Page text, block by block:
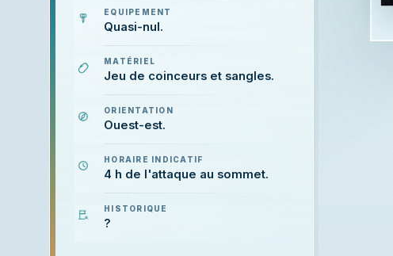
EQUIPEMENT
Quasi-nul.
MATÉRIEL
Jeu de coinceurs et sangles.
ORIENTATION
Ouest-est.
HORAIRE INDICATIF
4 h de l'attaque au sommet.
HISTORIQUE
?